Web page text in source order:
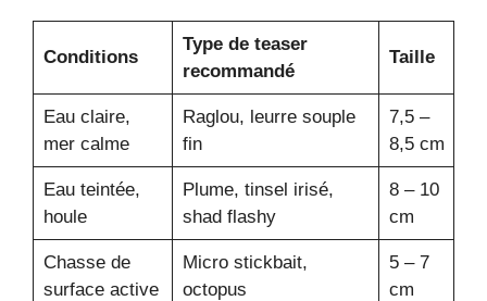
Conditions
Type de teaser
recommandé
Taille
Eau claire,
mer calme
Raglou, leurre souple
fin
7,5 –
8,5 cm
Eau teintée,
houle
Plume, tinsel irisé,
shad flashy
8 – 10
cm
Chasse de
surface active
Micro stickbait,
octopus
5 – 7
cm